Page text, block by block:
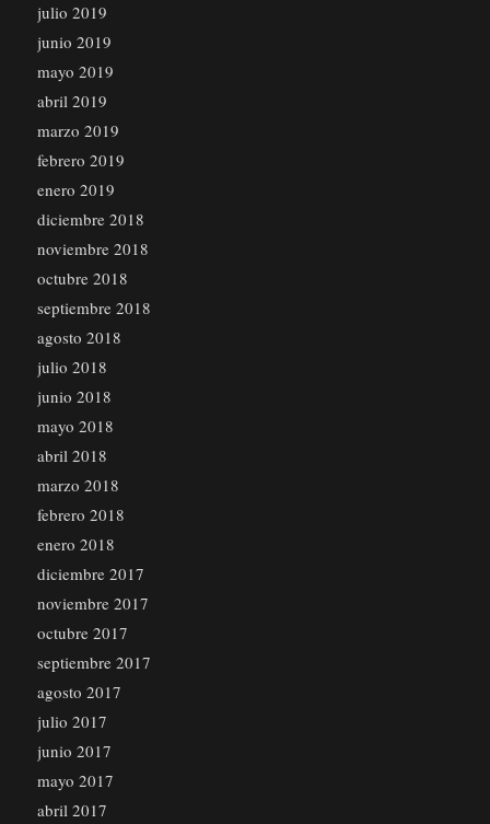
julio 2019
junio 2019
mayo 2019
abril 2019
marzo 2019
febrero 2019
enero 2019
diciembre 2018
noviembre 2018
octubre 2018
septiembre 2018
agosto 2018
julio 2018
junio 2018
mayo 2018
abril 2018
marzo 2018
febrero 2018
enero 2018
diciembre 2017
noviembre 2017
octubre 2017
septiembre 2017
agosto 2017
julio 2017
junio 2017
mayo 2017
abril 2017